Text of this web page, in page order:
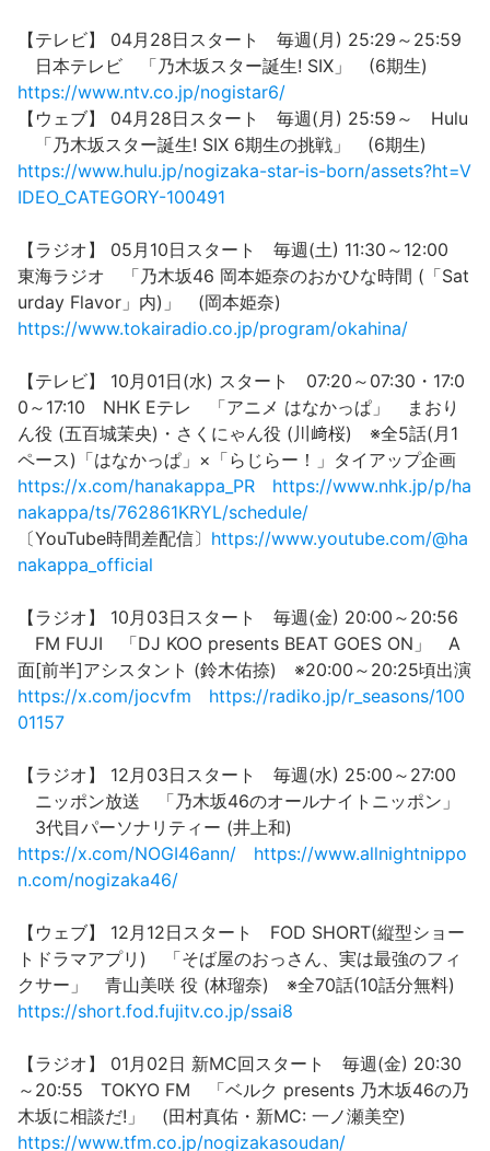
【テレビ】 04月28日スタート 毎週(月) 25:29～25:59
日本テレビ 「乃木坂スター誕生! SIX」 (6期生)
https://www.ntv.co.jp/nogistar6/
【ウェブ】 04月28日スタート 毎週(月) 25:59～ Hulu
「乃木坂スター誕生! SIX 6期生の挑戦」 (6期生)
https://www.hulu.jp/nogizaka-star-is-born/assets?ht=V
IDEO_CATEGORY-100491
【ラジオ】 05月10日スタート 毎週(土) 11:30～12:00
東海ラジオ 「乃木坂46 岡本姫奈のおかひな時間 (「Sat
urday Flavor」内)」 (岡本姫奈)
https://www.tokairadio.co.jp/program/okahina/
【テレビ】 10月01日(水) スタート 07:20～07:30・17:0
0～17:10 NHK Eテレ 「アニメ はなかっぱ」 まおり
ん役 (五百城茉央)・さくにゃん役 (川﨑桜) ※全5話(月1
ペース)「はなかっぱ」×「らじらー！」タイアップ企画
https://x.com/hanakappa_PR
https://www.nhk.jp/p/ha
nakappa/ts/762861KRYL/schedule/
〔YouTube時間差配信〕 https://www.youtube.com/@ha
nakappa_official
【ラジオ】 10月03日スタート 毎週(金) 20:00～20:56
FM FUJI 「DJ KOO presents BEAT GOES ON」 A
面[前半]アシスタント (鈴木佑捺) ※20:00～20:25頃出演
https://x.com/jocvfm
https://radiko.jp/r_seasons/100
01157
【ラジオ】 12月03日スタート 毎週(水) 25:00～27:00
ニッポン放送 「乃木坂46のオールナイトニッポン」
3代目パーソナリティー (井上和)
https://x.com/NOGI46ann/
https://www.allnightnippo
n.com/nogizaka46/
【ウェブ】 12月12日スタート FOD SHORT(縦型ショー
トドラマアプリ) 「そば屋のおっさん、実は最強のフィ
クサー」 青山美咲 役 (林瑠奈) ※全70話(10話分無料)
https://short.fod.fujitv.co.jp/ssai8
【ラジオ】 01月02日 新MC回スタート 毎週(金) 20:30
～20:55 TOKYO FM 「ベルク presents 乃木坂46の乃
木坂に相談だ!」 (田村真佑・新MC: 一ノ瀬美空)
https://www.tfm.co.jp/nogizakasoudan/